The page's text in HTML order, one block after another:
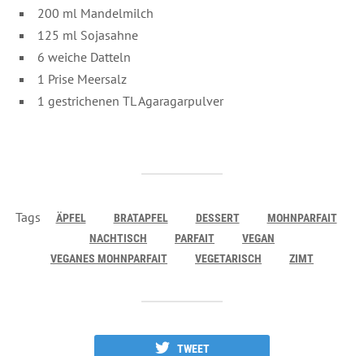
200 ml Mandelmilch
125 ml Sojasahne
6 weiche Datteln
1 Prise Meersalz
1 gestrichenen TL Agaragarpulver
Tags ÄPFEL BRATAPFEL DESSERT
MOHNPARFAIT
NACHTISCH
PARFAIT
VEGAN
VEGANES MOHNPARFAIT
VEGETARISCH ZIMT
TWEET